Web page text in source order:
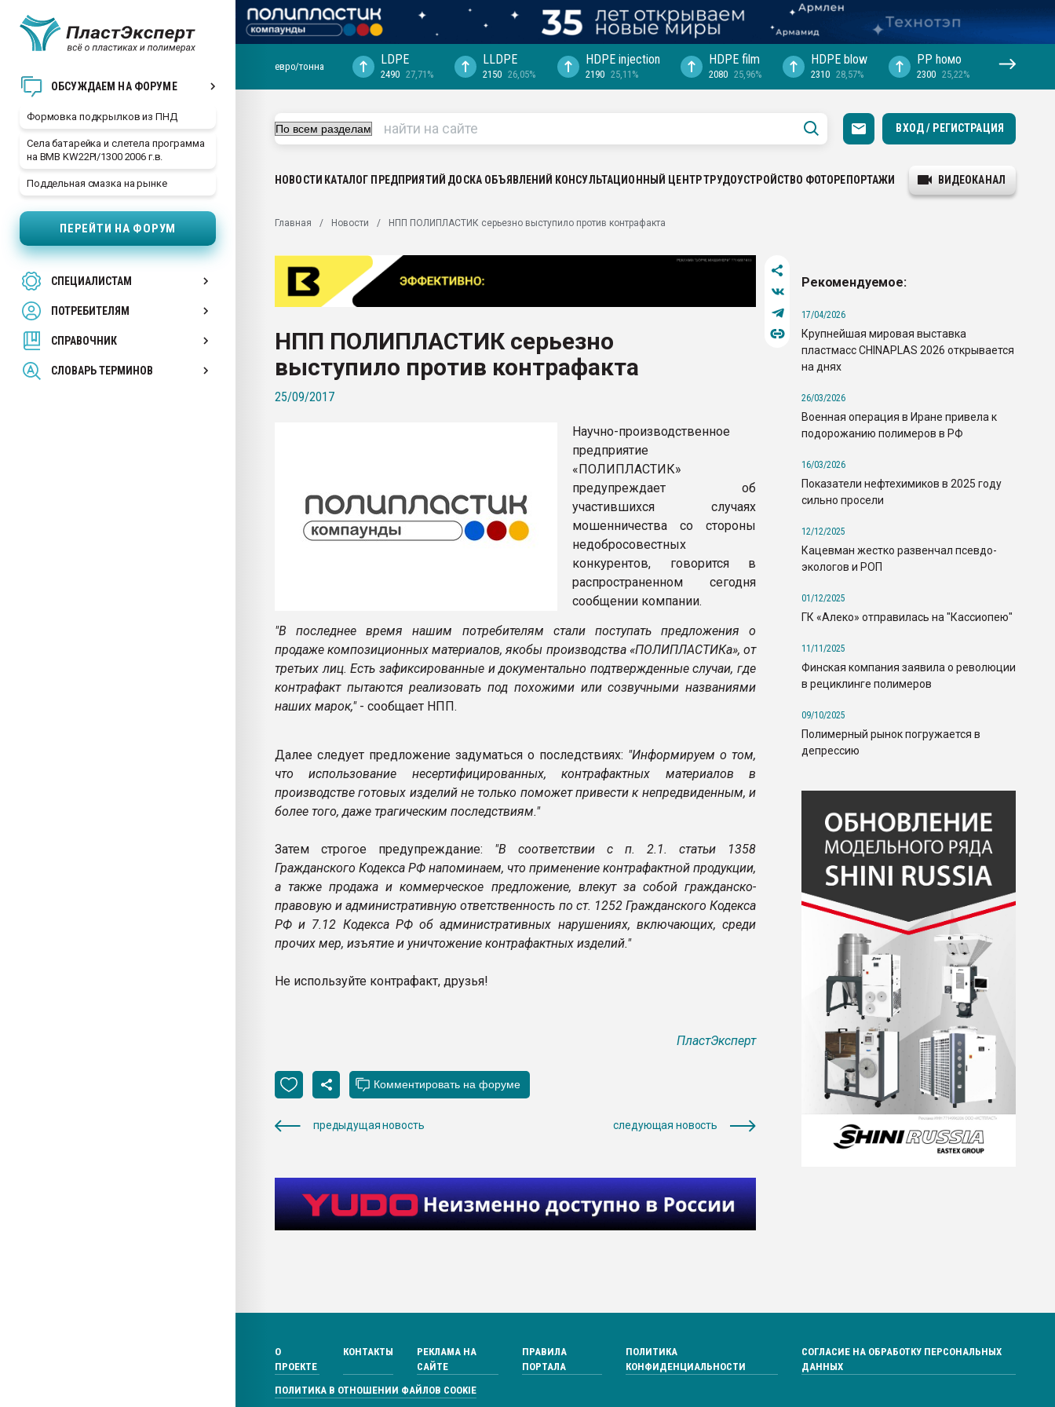
ОБСУЖДАЕМ НА ФОРУМЕ
Формовка подкрылков из ПНД
Села батарейка и слетела программа
на BMB KW22PI/1300 2006 г.в.
Поддельная смазка на рынке
ПЕРЕЙТИ НА ФОРУМ
СПЕЦИАЛИСТАМ
ПОТРЕБИТЕЛЯМ
СПРАВОЧНИК
СЛОВАРЬ ТЕРМИНОВ
29.07.2026 ФРП помог "Ижевскому
Вакуум-формовочные машины:
28.07.2026 Автоматизация выходит на
первый план в переработке
пластмасс
ситуацией на строительном рынке
Всё, что касается выдува ПЭТ
бутылок
евро/тонна LDPE
2490 27,71%
LLDPE
2150 26,05%
HDPE injection
2190 25,11%
HDPE film
2080 25,96%
HDPE blow
2310 28,57%
PP hомо
2300 25,22%
ВХОД / РЕГИСТРАЦИЯ
НОВОСТИ КАТАЛОГ ПРЕДПРИЯТИЙ ДОСКА ОБЪЯВЛЕНИЙ КОНСУЛЬТАЦИОННЫЙ ЦЕНТРТРУДОУСТРОЙСТВО ФОТОРЕПОРТАЖИ ВИДЕОКАНАЛ
Главная Новости НПП ПОЛИПЛАСТИК серьезно выступило против контрафакта
НПП ПОЛИПЛАСТИК серьезно
выступило против контрафакта
25/09/2017
Научно-производственное
предприятие
«ПОЛИПЛАСТИК»
предупреждает об
участившихся случаях
мошенничества со стороны
недобросовестных
конкурентов, говорится в
распространенном сегодня
сообщении компании.
"В последнее время нашим потребителям стали поступать предложения о
продаже композиционных материалов, якобы производства «ПОЛИПЛАСТИКа», от
третьих лиц. Есть зафиксированные и документально подтвержденные случаи, где
контрафакт пытаются реализовать под похожими или созвучными названиями
наших марок," - сообщает НПП.
Далее следует предложение задуматься о последствиях: "Информируем о том,
что использование несертифицированных, контрафактных материалов в
производстве готовых изделий не только поможет привести к непредвиденным, и
более того, даже трагическим последствиям."
Затем строгое предупреждание: "В соответствии с п. 2.1. статьи 1358
Гражданского Кодекса РФ напоминаем, что применение контрафактной продукции,
а также продажа и коммерческое предложение, влекут за собой гражданско-
правовую и административную ответственность по ст. 1252 Гражданского Кодекса
РФ и 7.12 Кодекса РФ об административных нарушениях, включающих, среди
прочих мер, изъятие и уничтожение контрафактных изделий."
Не используйте контрафакт, друзья!
ПластЭксперт
предыдущая новость следующая новость
Рекомендуемое:
17/04/2026
Крупнейшая мировая выставка
пластмасс CHINAPLAS 2026 открывается
на днях
26/03/2026
Военная операция в Иране привела к
подорожанию полимеров в РФ
16/03/2026
Показатели нефтехимиков в 2025 году
сильно просели
12/12/2025
Кацевман жестко развенчал псевдо-
экологов и РОП
01/12/2025
ГК «Алеко» отправилась на "Кассиопею"
11/11/2025
Финская компания заявила о революции
в рециклинге полимеров
09/10/2025
Полимерный рынок погружается в
депрессию
О
ПРОЕКТЕ
КОНТАКТЫ
РЕКЛАМА НА
САЙТЕ
ПРАВИЛА
ПОРТАЛА
ПОЛИТИКА
КОНФИДЕНЦИАЛЬНОСТИ
СОГЛАСИЕ НА ОБРАБОТКУ ПЕРСОНАЛЬНЫХ
ДАННЫХ
ПОЛИТИКА В ОТНОШЕНИИ ФАЙЛОВ COOKIE